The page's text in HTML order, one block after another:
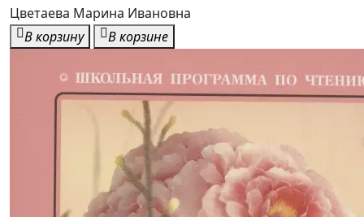
Цветаева Марина Ивановна
В корзину
В корзине